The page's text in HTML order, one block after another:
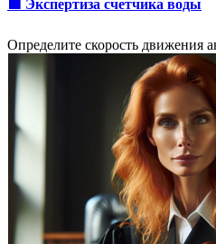
🟩 Экспертиза счетчика воды
Определите скорость движения